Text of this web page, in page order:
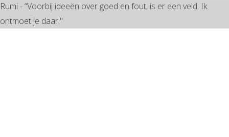
Rumi - “Voorbij ideeën over goed en fout, is er een veld. Ik
ontmoet je daar."